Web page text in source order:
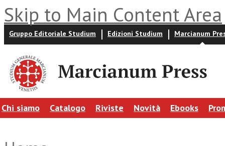
Skip to Main Content Area
Gruppo Editoriale Studium Edizioni Studium Marcianum
Chi siamo Catalogo Riviste Novità Ebooks